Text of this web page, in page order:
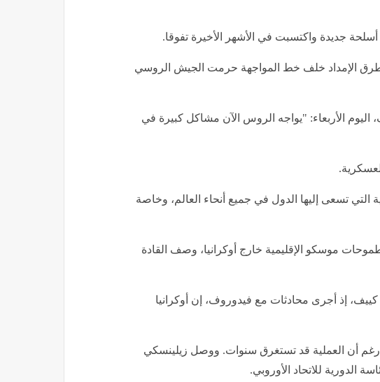
جديدة واكتسبت في الأشهر الأخيرة تفوقا.
الإمداد خلف خط المواجهة حرمت الجيش الروسي
اليوم الأربعاء: "يواجه الروس الآن مشاكل كبيرة في
التي تسعى إليها الدول في جميع أنحاء العالم، وخاصة
موسكو الإقليمية خارج أوكرانيا، وصف القادة
إذ أجرى محادثات مع فيدوروف، إن أوكرانيا
رغم أن العملية قد تستغرق سنوات. ووصل زيلينسكي
الدورية للاتحاد الأوروبي.